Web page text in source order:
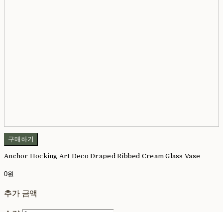
구매하기
Anchor Hocking Art Deco Draped Ribbed Cream Glass Vase
0원
추가 금액